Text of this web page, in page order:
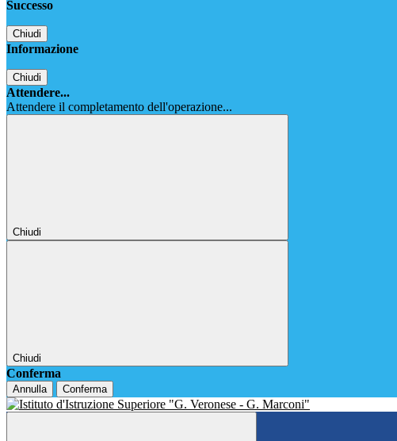
Successo
Chiudi
Informazione
Chiudi
Attendere...
Attendere il completamento dell'operazione...
Chiudi
Chiudi
Conferma
Annulla Conferma